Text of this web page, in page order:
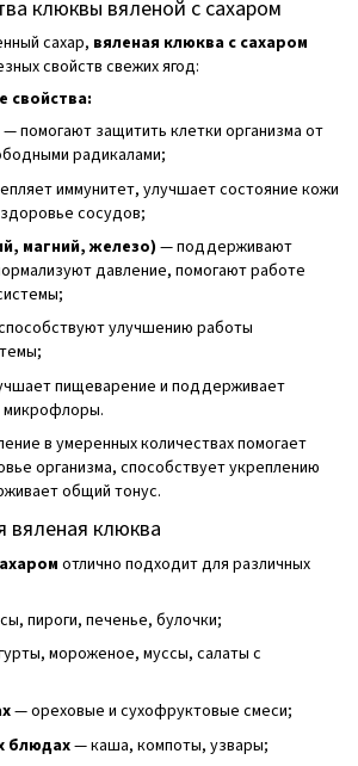
клюквы вяленой с сахаром
сахар, вяленая клюква с сахаром
свойств свежих ягод:
свойства:
— помогают защитить клетки организма от
радикалами;
иммунитет, улучшает состояние кожи
сосудов;
магний, железо) — поддерживают
давление, помогают работе
улучшению работы
пищеварение и поддерживает
микрофлоры.
в умеренных количествах помогает
организма, способствует укреплению
общий тонус.
вяленая клюква
отлично подходит для различных
пироги, печенье, булочки;
мороженое, муссы, салаты с
— ореховые и сухофруктовые смеси;
блюдах— каша, компоты, узвары;